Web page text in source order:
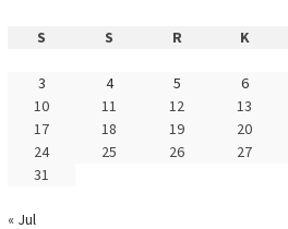
S
S R K
3
4 5 6
10
11 12 13
17
18 19 20
24
25 26 27
31
« Jul